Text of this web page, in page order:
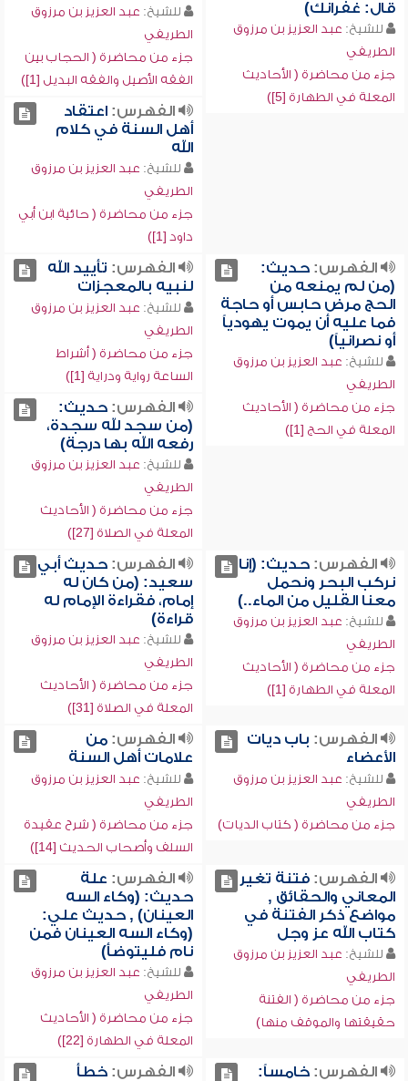
قال: غفرانك)
للشيخ: عبد العزيز بن مرزوق
الطريفي
جزء من محاضرة ( الأحاديث
المعلة في الطهارة [5])
للشيخ: عبد العزيز بن مرزوق
الطريفي
جزء من محاضرة ( الحجاب بين
الفقه الأصيل والفقه البديل [1])
الفهرس:اعتقاد
أهل السنة في كلام
الله
للشيخ: عبد العزيز بن مرزوق
الطريفي
جزء من محاضرة ( حائية ابن أبي
داود [1])
الفهرس:حديث:
(من لم يمنعه من
الحج مرض حابس أو حاجة
فما عليه أن يموت يهودياً
أو نصرانياً)
للشيخ: عبد العزيز بن مرزوق
الطريفي
جزء من محاضرة ( الأحاديث
المعلة في الحج [1])
الفهرس: تأييد الله
لنبيه بالمعجزات
للشيخ: عبد العزيز بن مرزوق
الطريفي
جزء من محاضرة ( أشراط
الساعة رواية ودراية [1])
الفهرس:حديث:
(من سجد لله سجدة،
رفعه الله بها درجة)
للشيخ: عبد العزيز بن مرزوق
الطريفي
جزء من محاضرة ( الأحاديث
المعلة في الصلاة [27])
الفهرس:حديث: (إنا
نركب البحر ونحمل
معنا القليل من الماء..)
للشيخ: عبد العزيز بن مرزوق
الطريفي
جزء من محاضرة ( الأحاديث
المعلة في الطهارة [1])
الفهرس:حديث أبي
سعيد: (من كان له
إمام، فقراءة الإمام له
قراءة)
للشيخ: عبد العزيز بن مرزوق
الطريفي
جزء من محاضرة ( الأحاديث
المعلة في الصلاة [31])
الفهرس: باب ديات
الأعضاء
للشيخ: عبد العزيز بن مرزوق
الطريفي
جزء من محاضرة ( كتاب الديات)
الفهرس:من
علامات أهل السنة
للشيخ: عبد العزيز بن مرزوق
الطريفي
جزء من محاضرة ( شرح عقيدة
السلف وأصحاب الحديث [14])
الفهرس:فتنة تغير
المعاني والحقائق ,
مواضع ذكر الفتنة في
كتاب الله عز وجل
للشيخ: عبد العزيز بن مرزوق
الطريفي
جزء من محاضرة ( الفتنة
حقيقتها والموقف منها)
الفهرس: علة
حديث: (وكاء السه
العينان) , حديث علي:
(وكاء السه العينان فمن
نام فليتوضأ)
للشيخ: عبد العزيز بن مرزوق
الطريفي
جزء من محاضرة ( الأحاديث
المعلة في الطهارة [22])
الفهرس:خامساً:
الفهرس:خطأ